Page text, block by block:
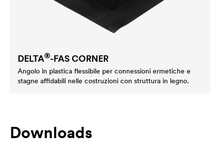
DELTA®-FAS CORNER
Angolo in plastica flessibile per connessioni ermetiche e
stagne affidabili nelle costruzioni con struttura in legno.
Downloads